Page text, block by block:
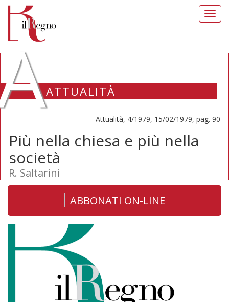
ATTUALITÀ
Attualità, 4/1979, 15/02/1979, pag. 90
Più nella chiesa e più nella
società
R. Saltarini
ABBONATI ON-LINE